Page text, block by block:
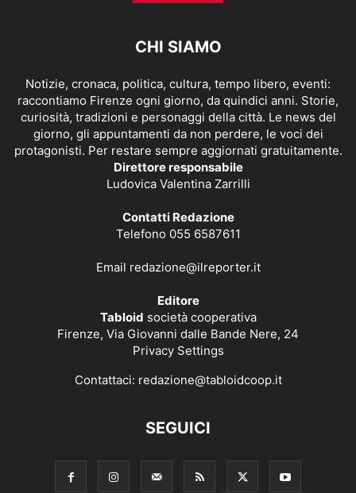
CHI SIAMO
Notizie, cronaca, politica, cultura, tempo libero, eventi:
raccontiamo Firenze ogni giorno, da quindici anni. Storie,
curiosità, tradizioni e personaggi della città. Le news del
giorno, gli appuntamenti da non perdere, le voci dei
protagonisti. Per restare sempre aggiornati gratuitamente.
Direttore responsabile
Ludovica Valentina Zarrilli
Contatti Redazione
Telefono 055 6587611
Email redazione@ilreporter.it
Editore
Tabloid società cooperativa
Firenze, Via Giovanni dalle Bande Nere, 24
Privacy Settings
Contattaci: redazione@tabloidcoop.it
SEGUICI